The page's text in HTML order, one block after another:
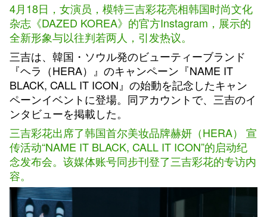
4月18日，女演员，模特三吉彩花亮相韩国时尚文化
杂志《DAZED KOREA》的官方Instagram，展示的
全新形象与以往判若两人，引发热议。
三吉は、韓国・ソウル発のビューティーブランド
『ヘラ（HERA）』のキャンペーン『NAME IT
BLACK, CALL IT ICON』の始動を記念したキャン
ペーンイベントに登場。同アカウントで、三吉のイ
ンタビューを掲載した。
三吉彩花出席了韩国首尔美妆品牌赫妍（HERA） 宣
传活动“NAME IT BLACK, CALL IT ICON”的启动纪
念发布会。该媒体账号同步刊登了三吉彩花的专访内
容。